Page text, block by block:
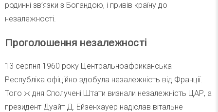
родинні зв’язки з Богандою, і привів країну до
незалежності.
Проголошення незалежності
13 серпня 1960 року Центральноафриканська
Республіка офіційно здобула незалежність від Франції.
Того ж дня Сполучені Штати визнали незалежність ЦАР, а
президент Дуайт Д. Ейзенхауер надіслав вітальне